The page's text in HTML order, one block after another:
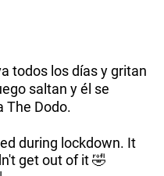
todos los días y gritan
saltan y él se
The Dodo.
during lockdown. It
get out of it 🤣